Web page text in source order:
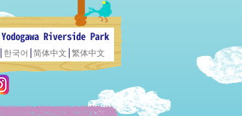
한국어 简体中文 繁体中文